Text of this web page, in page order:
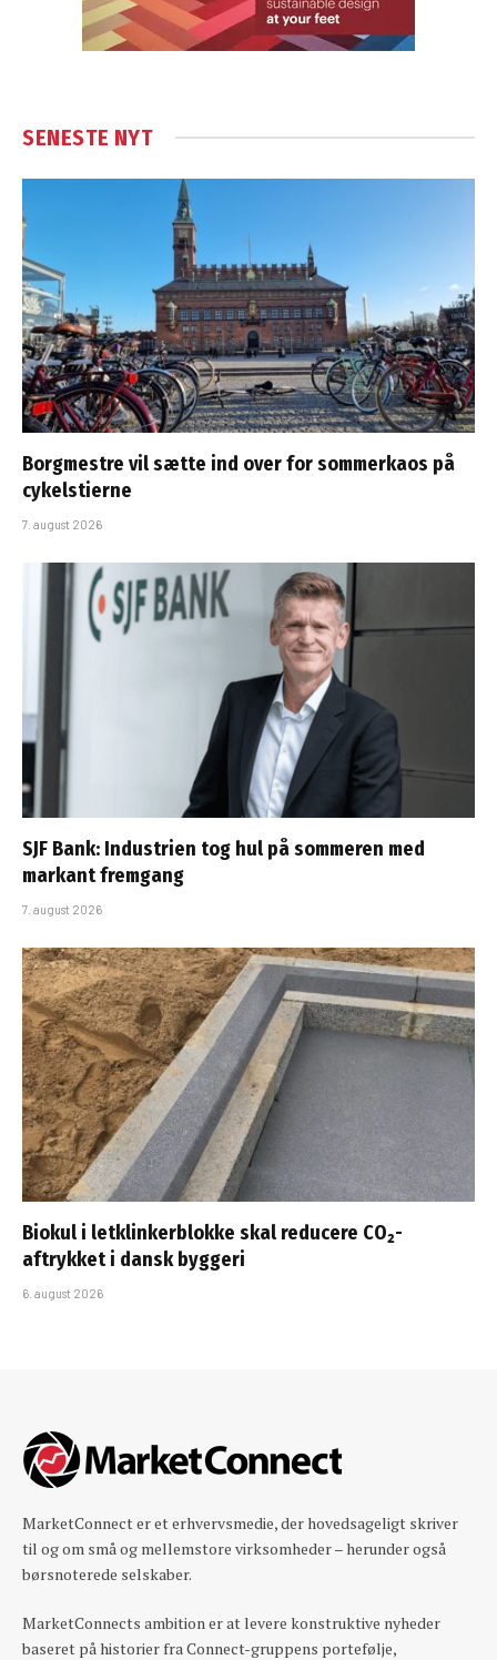
SENESTE NYT
Borgmestre vil sætte ind over for sommerkaos på
cykelstierne
7. august 2026
SJF Bank: Industrien tog hul på sommeren med
markant fremgang
7. august 2026
Biokul i letklinkerblokke skal reducere CO₂-
aftrykket i dansk byggeri
6. august 2026
MarketConnect er et erhvervsmedie, der hovedsageligt skriver
til og om små og mellemstore virksomheder – herunder også
børsnoterede selskaber.
MarketConnects ambition er at levere konstruktive nyheder
baseret på historier fra Connect-gruppens portefølje,